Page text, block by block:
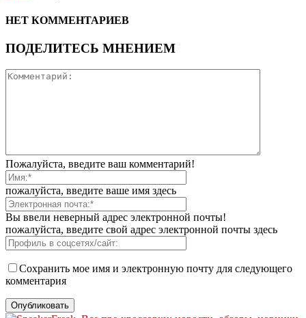
НЕТ КОММЕНТАРИЕВ
ПОДЕЛИТЕСЬ МНЕНИЕМ
Пожалуйста, введите ваш комментарий!
пожалуйста, введите ваше имя здесь
Вы ввели неверный адрес электронной почты!
пожалуйста, введите свой адрес электронной почты здесь
Сохранить мое имя и электронную почту для следующего
комментария